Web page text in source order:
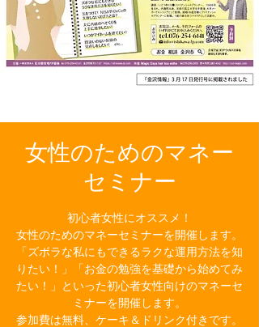
女性のためのマネー
セミナー
初心者女性にオススメ！
女性のためのマネーセミナーを開催します。
「ズボラな私にもできるラクな運用方法を知
りたい！」「お金の勉強を基礎から始めてみ
たい！」といった初心者女性向けのマネーセ
ミナーを開催します。
参加費は無料、ケーキ＆ドリンク付きです。